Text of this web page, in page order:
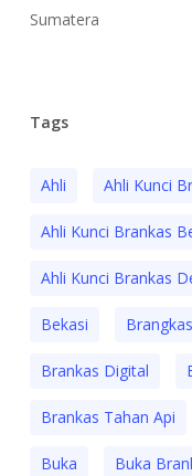
Sumatera
Tags
Ahli Ahli Kunci
Ahli Kunci Brankas
Ahli Kunci Brankas
Bekasi Brangkas
Brankas Digital
Brankas Tahan Api
Buka Buka